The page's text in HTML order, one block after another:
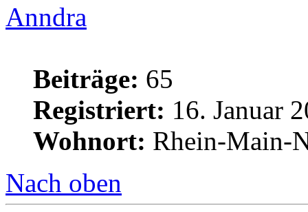
Anndra
Beiträge: 65
Registriert: 16. Januar
Wohnort: Rhein-Main-
Nach oben